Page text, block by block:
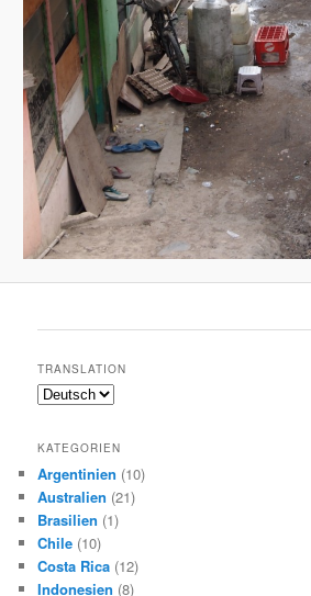
TRANSLATION
KATEGORIEN
Argentinien (10)
Australien (21)
Brasilien (1)
Chile (10)
Costa Rica (12)
Indonesien (8)